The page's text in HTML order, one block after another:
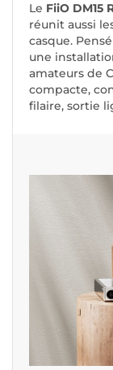
Le FiiO DM15
réunit aussi
casque.
une
amateurs de
compacte,
filaire, sortie